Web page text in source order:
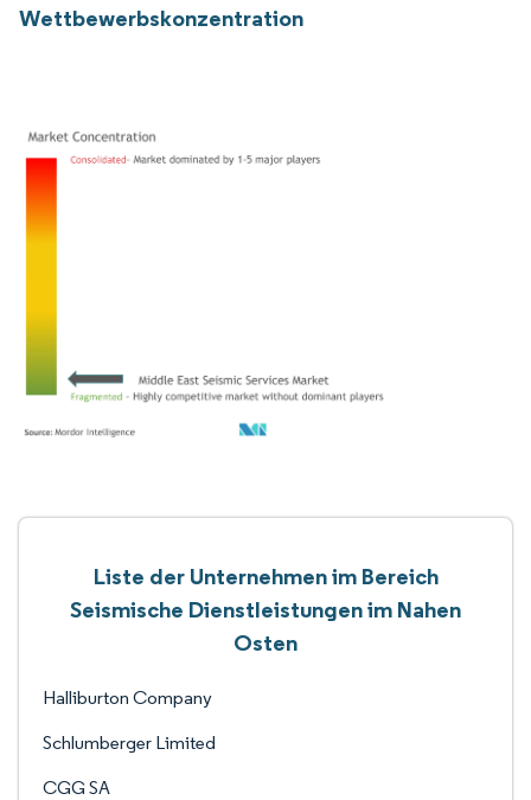
Wettbewerbskonzentration
Liste der Unternehmen im Bereich
Seismische Dienstleistungen im Nahen
Osten
Halliburton Company
Schlumberger Limited
CGG SA